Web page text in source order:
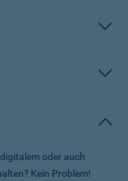
oder auch
Kein Problem!